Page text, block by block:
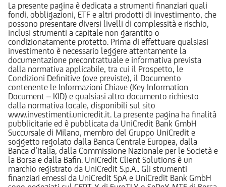
La presente pagina è dedicata a strumenti finanziari quali
fondi, obbligazioni, ETF e altri prodotti di investimento, che
possono presentare diversi livelli di complessità e rischio,
inclusi strumenti a capitale non garantito o
condizionatamente protetto. Prima di effettuare qualsiasi
investimento è necessario leggere attentamente la
documentazione precontrattuale e informativa prevista
dalla normativa applicabile, tra cui il Prospetto, le
Condizioni Definitive (ove previste), il Documento
contenente le Informazioni Chiave (Key Information
Document – KID) e qualsiasi altro documento richiesto
dalla normativa locale, disponibili sul sito
www.investimenti.unicredit.it. La presente pagina ha finalità
pubblicitarie ed è pubblicata da UniCredit Bank GmbH
Succursale di Milano, membro del Gruppo UniCredit e
soggetto regolato dalla Banca Centrale Europea, dalla
Banca d’Italia, dalla Commissione Nazionale per le Società e
la Borsa e dalla Bafin. UniCredit Client Solutions è un
marchio registrato da UniCredit S.p.A.. Gli strumenti
finanziari emessi da UniCredit SpA e UniCredit Bank GmbH